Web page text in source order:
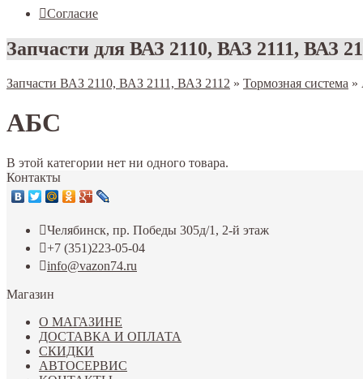
Согласие
Запчасти для ВАЗ 2110, ВАЗ 2111, ВАЗ
Запчасти ВАЗ 2110, ВАЗ 2111, ВАЗ 2112 » Тормозная система »
АБС
В этой категории нет ни одного товара.
Контакты
Челябинск, пр. Победы 305д/1, 2-й этаж
+7 (351)223-05-04
info@vazon74.ru
Магазин
О МАГАЗИНЕ
ДОСТАВКА И ОПЛАТА
СКИДКИ
АВТОСЕРВИС